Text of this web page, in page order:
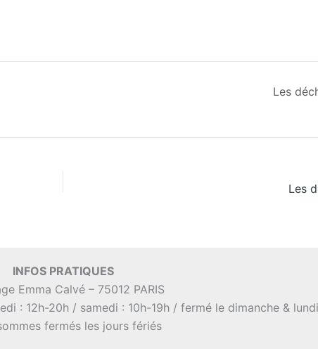
Les
Les
INFOS PRATIQUES
Emma Calvé – 75012 PARIS
: 12h-20h / samedi : 10h-19h / fermé le dimanche & lundi
fermés les jours fériés